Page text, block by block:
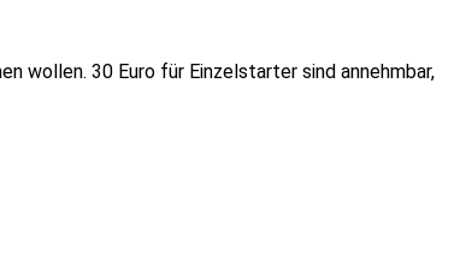
wollen. 30 Euro für Einzelstarter sind annehmbar,